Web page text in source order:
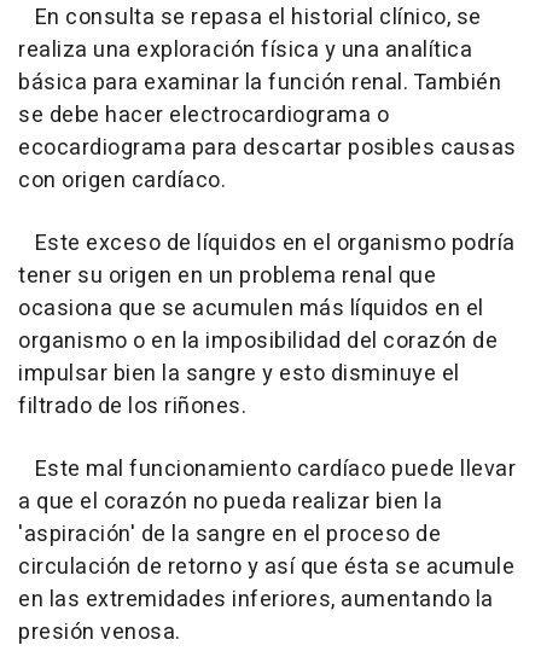
En consulta se repasa el historial clínico, se
realiza una exploración física y una analítica
básica para examinar la función renal. También
se debe hacer electrocardiograma o
ecocardiograma para descartar posibles causas
con origen cardíaco.
Este exceso de líquidos en el organismo podría
tener su origen en un problema renal que
ocasiona que se acumulen más líquidos en el
organismo o en la imposibilidad del corazón de
impulsar bien la sangre y esto disminuye el
filtrado de los riñones.
Este mal funcionamiento cardíaco puede llevar
a que el corazón no pueda realizar bien la
'aspiración' de la sangre en el proceso de
circulación de retorno y así que ésta se acumule
en las extremidades inferiores, aumentando la
presión venosa.